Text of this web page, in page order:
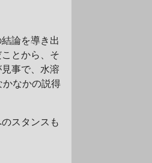
論を導き出
とから、そ
事で、水溶
かなかの説得
スタンスも